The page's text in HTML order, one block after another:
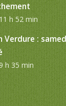
h 52 min
Verdure :
h 35 min